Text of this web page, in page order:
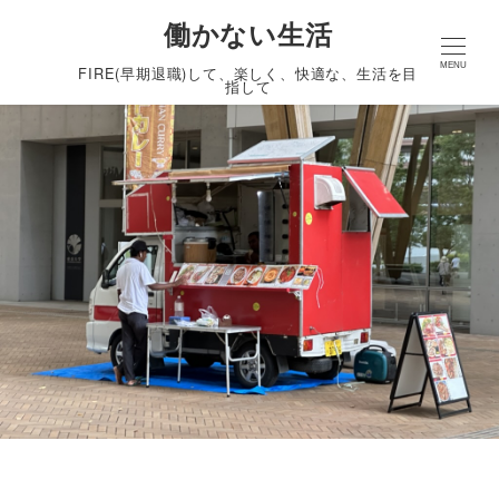
働かない生活
FIRE(早期退職)して、楽しく、快適な、生活を目
指して
MENU